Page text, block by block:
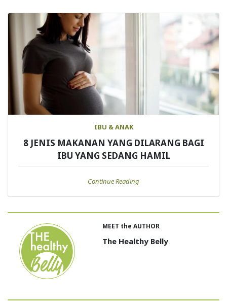
IBU & ANAK
8 JENIS MAKANAN YANG DILARANG BAGI
IBU YANG SEDANG HAMIL
Continue Reading
MEET the AUTHOR
The Healthy Belly